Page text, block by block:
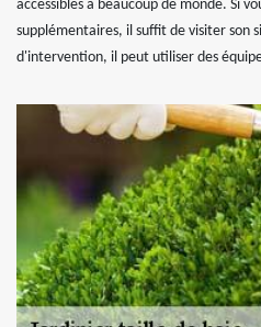
accessibles à beaucoup de monde. Si
supplémentaires, il suffit de visiter son
d'intervention, il peut utiliser des